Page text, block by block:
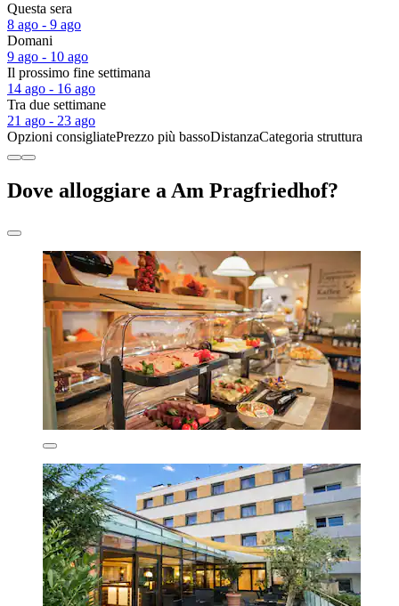
Questa sera
8 ago - 9 ago
Domani
9 ago - 10 ago
Il prossimo fine settimana
14 ago - 16 ago
Tra due settimane
21 ago - 23 ago
Opzioni consigliatePrezzo più bassoDistanzaCategoria struttura
Dove alloggiare a Am Pragfriedhof?